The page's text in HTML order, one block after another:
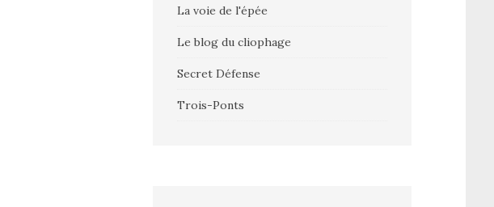
La voie de l'épée
Le blog du cliophage
Secret Défense
Trois-Ponts